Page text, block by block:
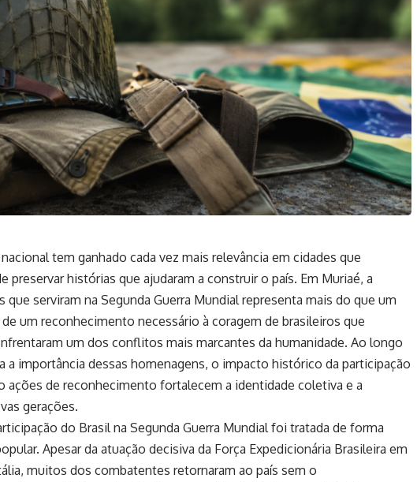
tem ganhado cada vez mais relevância em cidades que
preservar histórias que ajudaram a construir o país. Em Muriaé, a
que serviram na Segunda Guerra Mundial representa mais do que um
um reconhecimento necessário à coragem de brasileiros que
um dos conflitos mais marcantes da humanidade. Ao longo
a importância dessas homenagens, o impacto histórico da participação
ações de reconhecimento fortalecem a identidade coletiva e a
gerações.
do Brasil na Segunda Guerra Mundial foi tratada de forma
Apesar da atuação decisiva da Força Expedicionária Brasileira em
muitos dos combatentes retornaram ao país sem o